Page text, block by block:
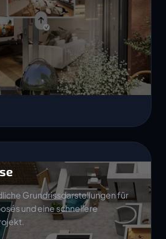
Grundrissdarstellungen für
und eine schnellere